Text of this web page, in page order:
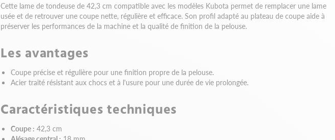
Cette lame de tondeuse de 42,3 cm compatible avec les modèles Kubota permet de remplacer une lame
usée et de retrouver une coupe nette, régulière et efficace. Son profil adapté au plateau de coupe aide à
préserver les performances de la machine et la qualité de finition de la pelouse.
Les avantages
Coupe précise et régulière pour une finition propre de la pelouse.
Acier traité résistant aux chocs et à l'usure pour une durée de vie prolongée.
Caractéristiques techniques
Coupe : 42,3 cm